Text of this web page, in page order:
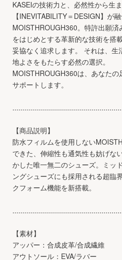
KASEIの技術力と、必然性から生
【INEVITABILITY＝DESIGN】が
MOISTHROUGH360。特許出願
をはじめとする革新的な技術を搭
妥協なく追求します。 それは、
地よさをもたらす必然の選択。
MOISTHROUGH360は、あなた
サポートします。
【商品説明】
防水フィルムを使用しない
できた、伸縮性も通気性も妨げな
かした唯一無二のシューズ。ミッ
ングシューズにも採用される超臨
クフォーム機能を新搭載。
【素材】
アッパー：合成皮革/合成繊維
アウトソール：EVA/ラバー